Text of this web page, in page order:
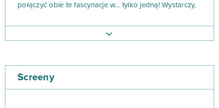
połączyć obie te fascynacje w… tylko jedną! Wystarczy,
Gra karciana Blood Wars to zupełnie inna gra, niż
osadzona w postapokaliptycznym świecie wampirów.
Właśnie Ty wcielisz się w rozgrywce w krwiożerczego
Screeny